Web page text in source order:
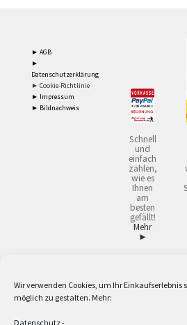
Wir verwenden Cookies, um Ihr
möglich zu gestalten. Mehr:
Datenschutz-
► AGB
►
Datenschutzerklärung
► Cookie-Richtlinie
► Impressum
► Bildnachweis
Schnell
und
einfach
zahlen,
wie es
Ihnen
am
besten
gefällt!
Mehr
►
2 Lieferzeiten gelten mit Express-24.
Versandkostenfrei ab 59,90 € Nettowarenwert.